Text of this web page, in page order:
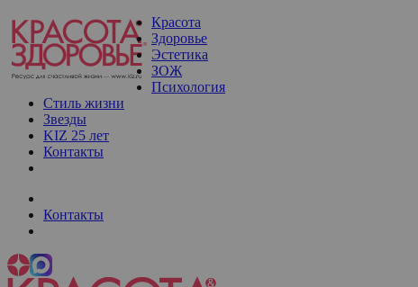
Красота
Здоровье
Эстетика
ЗОЖ
Психология
Стиль жизни
Звезды
KIZ 25 лет
Контакты
Контакты